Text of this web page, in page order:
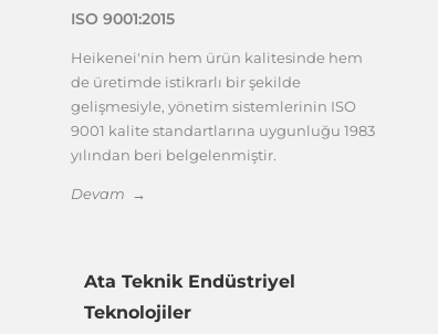
ISO 9001:2015
Heikenei'nin hem ürün kalitesinde hem
de üretimde istikrarlı bir şekilde
gelişmesiyle, yönetim sistemlerinin ISO
9001 kalite standartlarına uygunluğu 1983
yılından beri belgelenmiştir.
Devam →
Ata Teknik Endüstriyel
Teknolojiler